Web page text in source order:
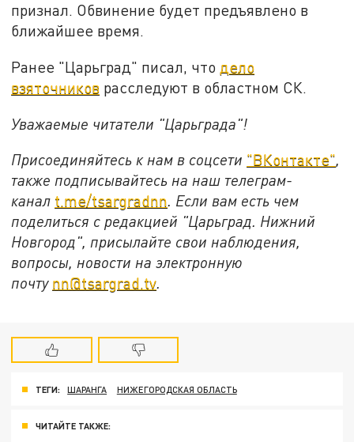
признал. Обвинение будет предъявлено в
ближайшее время.
Ранее "Царьград" писал, что дело
взяточников расследуют в областном СК.
Уважаемые читатели "Царьграда"!
Присоединяйтесь к нам в соцсети "ВКонтакте",
также подписывайтесь на наш телеграм-
канал t.me/tsargradnn. Если вам есть чем
поделиться с редакцией "Царьград. Нижний
Новгород", присылайте свои наблюдения,
вопросы, новости на электронную
почту nn@tsargrad.tv.
ТЕГИ: ШАРАНГА НИЖЕГОРОДСКАЯ ОБЛАСТЬ
ЧИТАЙТЕ ТАКЖЕ: